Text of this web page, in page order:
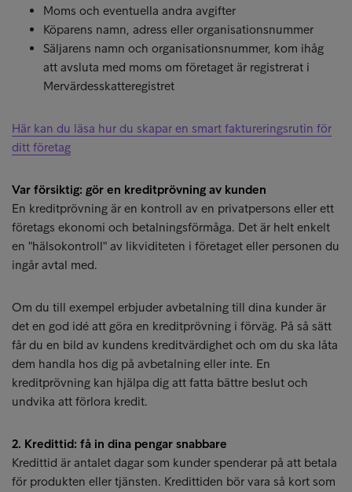
Moms och eventuella andra avgifter
Köparens namn, adress eller organisationsnummer
Säljarens namn och organisationsnummer, kom ihåg
att avsluta med moms om företaget är registrerat i
Mervärdesskatteregistret
Här kan du läsa hur du skapar en smart faktureringsrutin för
ditt företag
Var försiktig: gör en kreditprövning av kunden
En kreditprövning är en kontroll av en privatpersons eller ett
företags ekonomi och betalningsförmåga. Det är helt enkelt
en "hälsokontroll" av likviditeten i företaget eller personen du
ingår avtal med.
Om du till exempel erbjuder avbetalning till dina kunder är
det en god idé att göra en kreditprövning i förväg. På så sätt
får du en bild av kundens kreditvärdighet och om du ska låta
dem handla hos dig på avbetalning eller inte. En
kreditprövning kan hjälpa dig att fatta bättre beslut och
undvika att förlora kredit.
2. Kredittid: få in dina pengar snabbare
Kredittid är antalet dagar som kunder spenderar på att betala
för produkten eller tjänsten. Kredittiden bör vara så kort som